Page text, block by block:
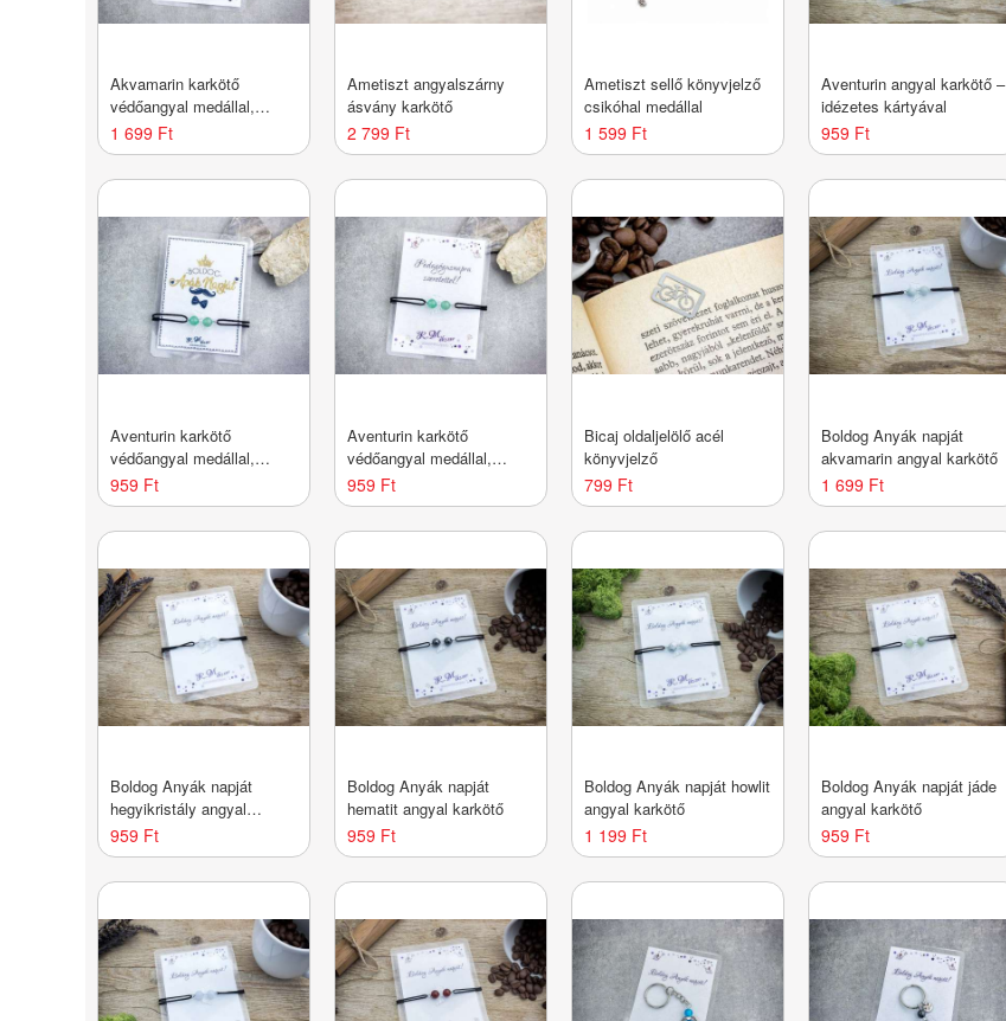
Akvamarin karkötő
védőangyal medállal,
állítható – pedagógusnapi
ajándék tanárnak,
óvónőnek, kék ásvány
1 699 Ft
Ametiszt angyalszárny
ásvány karkötő
2 799 Ft
Ametiszt sellő könyvjelző
csikóhal medállal
1 599 Ft
Aventurin angyal karkötő –
idézetes kártyával
959 Ft
Aventurin karkötő
védőangyal medállal,
állítható – apák napi
ajándék apának,
959 Ft
Aventurin karkötő
védőangyal medállal,
állítható – pedagógusnapi
ajándék tanárnak,
959 Ft
Bicaj oldaljelölő acél
könyvjelző
799 Ft
Boldog Anyák napját
akvamarin angyal karkötő
1 699 Ft
Boldog Anyák napját
hegyikristály angyal
karkötő
959 Ft
Boldog Anyák napját
hematit angyal karkötő
959 Ft
Boldog Anyák napját howlit
angyal karkötő
1 199 Ft
Boldog Anyák napját jáde
angyal karkötő
959 Ft